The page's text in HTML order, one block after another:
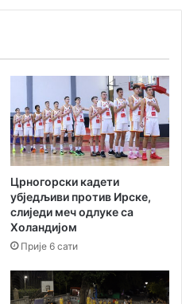
Црногорски кадети
убједљиви против Ирске,
слиједи меч одлуке са
Холандијом
Прије 6 сати